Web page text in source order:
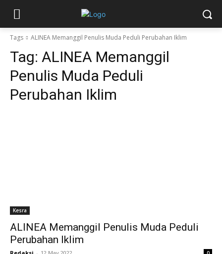
Tags ALINEA Memanggil Penulis Muda Peduli Perubahan Iklim
Tag: ALINEA Memanggil
Penulis Muda Peduli
Perubahan Iklim
Kesra
ALINEA Memanggil Penulis Muda Peduli
Perubahan Iklim